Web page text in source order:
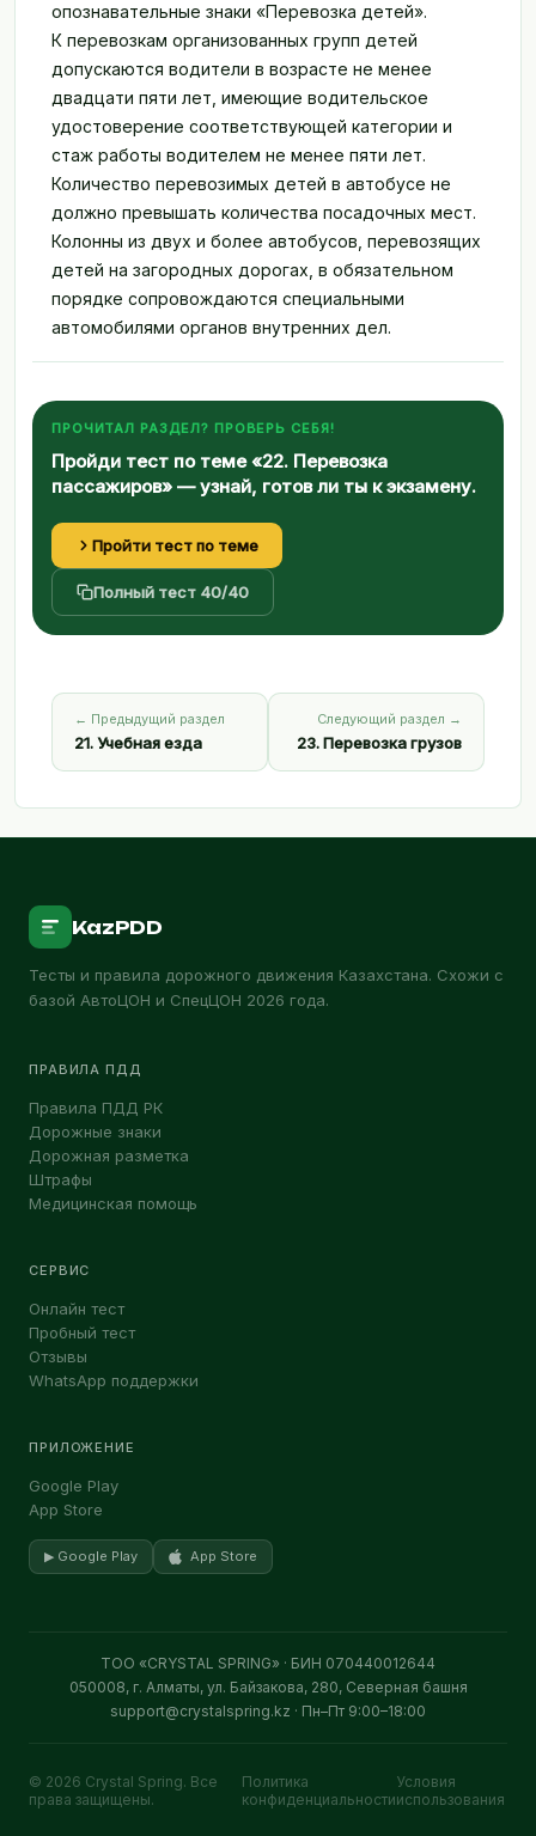
опознавательные знаки «Перевозка детей».
К перевозкам организованных групп детей
допускаются водители в возрасте не менее
двадцати пяти лет, имеющие водительское
удостоверение соответствующей категории и
стаж работы водителем не менее пяти лет.
Количество перевозимых детей в автобусе не
должно превышать количества посадочных мест.
Колонны из двух и более автобусов, перевозящих
детей на загородных дорогах, в обязательном
порядке сопровождаются специальными
автомобилями органов внутренних дел.
ПРОЧИТАЛ РАЗДЕЛ? ПРОВЕРЬ СЕБЯ!
Пройди тест по теме «22. Перевозка
пассажиров» — узнай, готов ли ты к экзамену.
Пройти тест по теме
Полный тест 40/40
← Предыдущий раздел
21. Учебная езда
Следующий раздел →
23. Перевозка грузов
KazPDD
Тесты и правила дорожного движения Казахстана. Схожи с
базой АвтоЦОН и СпецЦОН 2026 года.
ПРАВИЛА ПДД
Правила ПДД РК
Дорожные знаки
Дорожная разметка
Штрафы
Медицинская помощь
СЕРВИС
Онлайн тест
Пробный тест
Отзывы
WhatsApp поддержки
ПРИЛОЖЕНИЕ
Google Play
App Store
▶ Google Play App Store
ТОО «CRYSTAL SPRING» · БИН 070440012644
050008, г. Алматы, ул. Байзакова, 280, Северная башня
support@crystalspring.kz · Пн–Пт 9:00–18:00
© 2026 Crystal Spring. Все
права защищены.
Политика
конфиденциальности
Условия
использования